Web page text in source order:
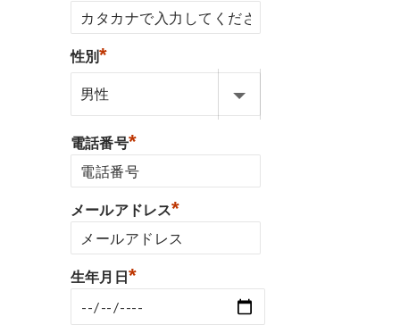
性別*
電話番号*
メールアドレス*
生年月日 *